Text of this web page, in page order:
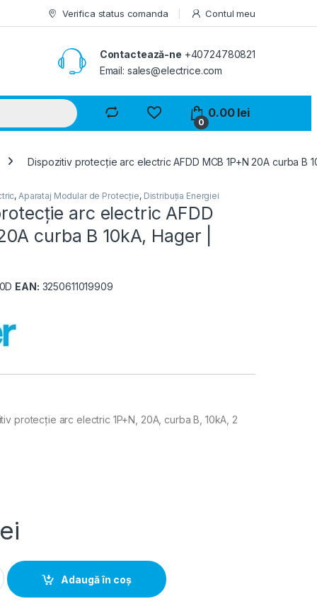
Verifica status comanda Contul meu
Contactează-ne +40724780821
Email: sales@electrice.com
0
0.00 lei
Dispozitiv protecție arc electric AFDD MCB 1P+N 20A curba B
, Aparataj Modular de Protecție, Distribuția Energiei
arc electric AFDD
curba B 10kA, Hager |
EAN: 3250611019909
protecție arc electric 1P+N, 20A, curba B, 10kA, 2
electric AFDD MCB 1P+N 20A curba B 10kA, Hager |
Adaugă în coș